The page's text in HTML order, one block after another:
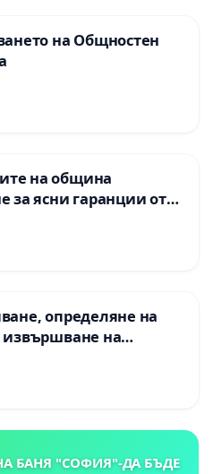
на Общностен
на община
за ясни гаранции от
държавата, че ще се
норми!
определяне на
извършване на
на
между пътен възел АМ
- с. Мирово - к.к.
БАНЯ "СОФИЯ"-ДА БЪДЕ